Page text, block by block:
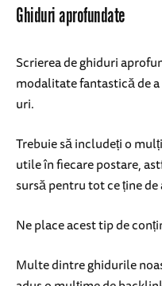
Ghiduri aprofundate
Scrierea de ghiduri
modalitate fantastică de
uri.
Trebuie să includeți o
utile în fiecare postare,
sursă pentru tot ce ține
Ne place acest tip de
Multe dintre ghidurile